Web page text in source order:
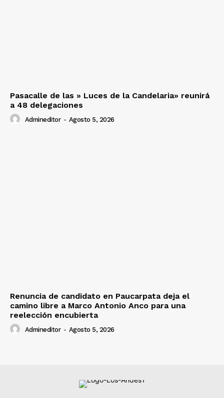
Pasacalle de las » Luces de la Candelaria» reunirá
a 48 delegaciones
Admineditor - Agosto 5, 2026
Renuncia de candidato en Paucarpata deja el
camino libre a Marco Antonio Anco para una
reelección encubierta
Admineditor - Agosto 5, 2026